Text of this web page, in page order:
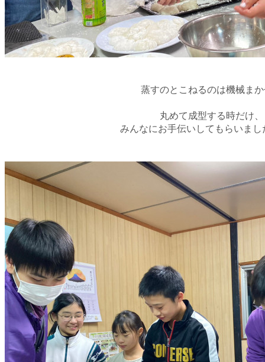
蒸すのとこねるのは機械ま
丸めて成型する時だけ、
みんなにお手伝いしてもらいまし